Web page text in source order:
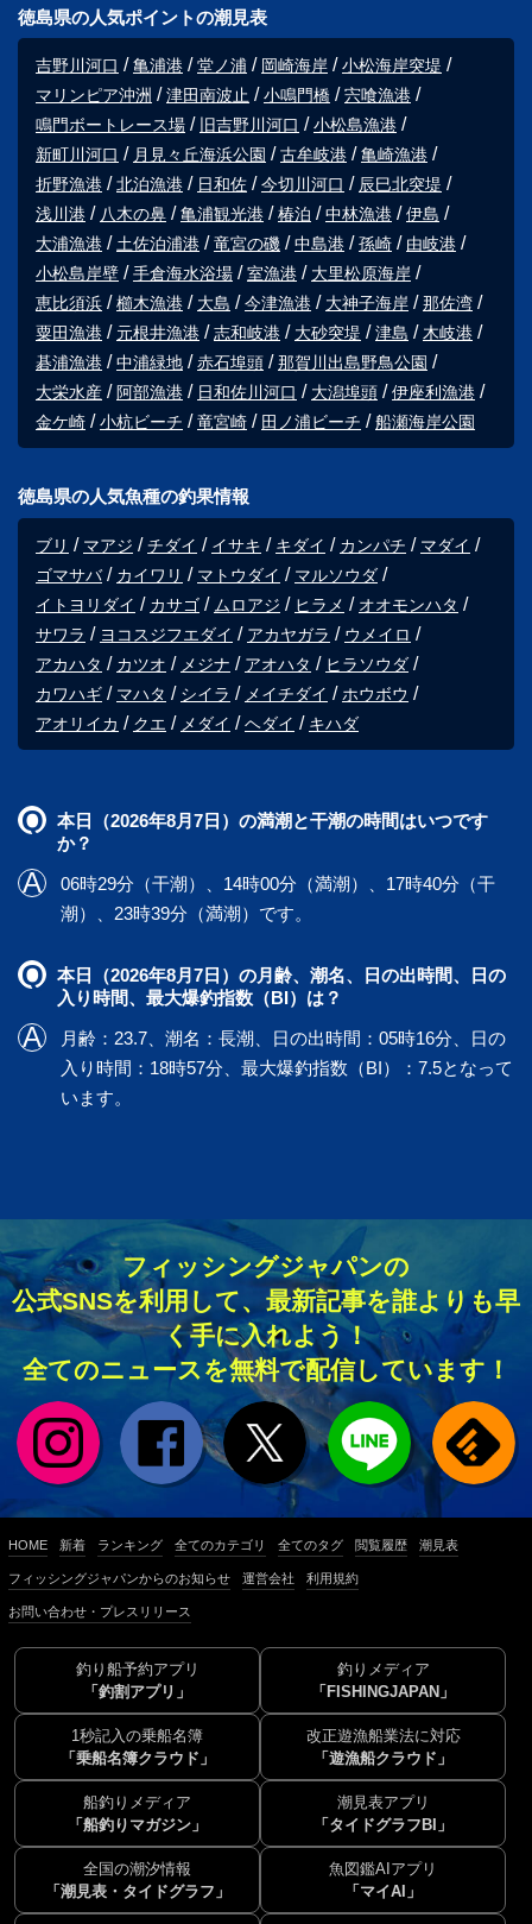
徳島県の人気ポイントの潮見表
吉野川河口 亀浦港 堂ノ浦 岡崎海岸
小松海岸突堤
マリンピア沖洲
津田南波止 小鳴門橋
宍喰漁港
鳴門ボートレース場
旧吉野川河口
小松島漁港
新町川河口
月見々丘海浜公園 古牟岐港
亀崎漁港
折野漁港
北泊漁港 日和佐 今切川河口
辰巳北突堤
浅川港
八木の鼻 亀浦観光港 椿泊 中林漁港
伊島
大浦漁港
土佐泊浦港 竜宮の磯 中島港 孫崎
由岐港
小松島岸壁
手倉海水浴場 室漁港
大里松原海岸
恵比須浜
櫛木漁港 大島 今津漁港 大神子海岸
那佐湾
粟田漁港
元根井漁港 志和岐港 大砂突堤 津島
木岐港
碁浦漁港
中浦緑地 赤石埠頭
那賀川出島野鳥公園
大栄水産
阿部漁港 日和佐川河口 大潟埠頭
伊座利漁港
金ケ崎
小杭ビーチ 竜宮崎 田ノ浦ビーチ 船瀬海岸公園
徳島県の人気魚種の釣果情報
ブリ マアジ チダイ イサキ キダイ カンパチ
マダイ
ゴマサバ
カイワリ マトウダイ
マルソウダ
イトヨリダイ
カサゴ ムロアジ ヒラメ
オオモンハタ
サワラ
ヨコスジフエダイ アカヤガラ
ウメイロ
アカハタ
カツオ メジナ アオハタ
ヒラソウダ
カワハギ
マハタ シイラ メイチダイ
ホウボウ
アオリイカ
クエ メダイ ヘダイ キハダ
本日（2026年8月7日）の満潮と干潮の時間はいつです
か？
06時29分（干潮）、14時00分（満潮）、17時40分（干
潮）、23時39分（満潮）です。
本日（2026年8月7日）の月齢、潮名、日の出時間、日の
入り時間、最大爆釣指数（BI）は？
月齢：23.7、潮名：長潮、日の出時間：05時16分、日の
入り時間：18時57分、最大爆釣指数（BI）：7.5となって
います。
フィッシングジャパンの
公式SNSを利用して、最新記事を誰よりも早
く手に入れよう！
全てのニュースを無料で配信しています！
HOME 新着 ランキング 全てのカテゴリ 全てのタグ 閲覧履歴 潮見表
フィッシングジャパンからのお知らせ 運営会社 利用規約
お問い合わせ・プレスリリース
釣り船予約アプリ
「釣割アプリ」
釣りメディア
「FISHINGJAPAN」
1秒記入の乗船名簿
「乗船名簿クラウド」
改正遊漁船業法に対応
「遊漁船クラウド」
船釣りメディア
「船釣りマガジン」
潮見表アプリ
「タイドグラフBI」
全国の潮汐情報
「潮見表・タイドグラフ」
魚図鑑AIアプリ
「マイAI」